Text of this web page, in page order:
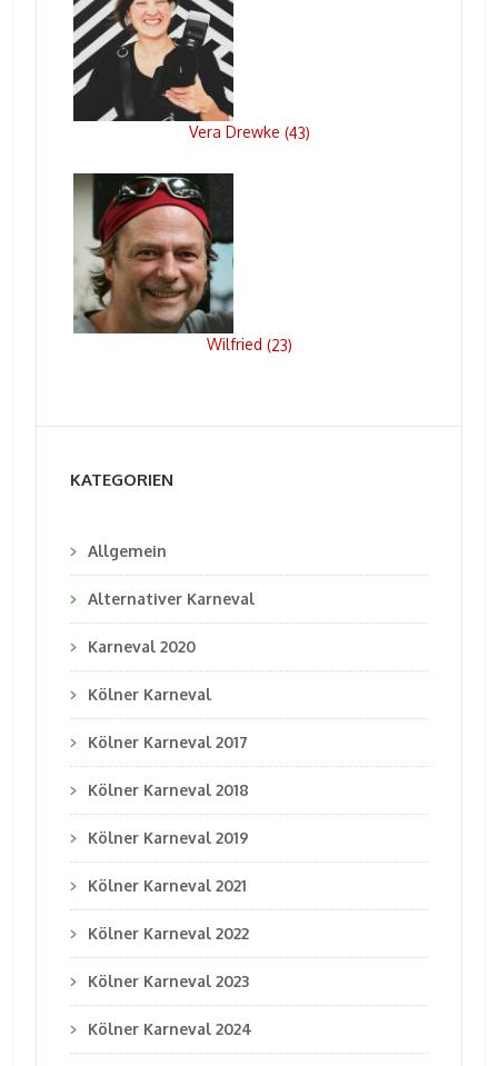
Vera Drewke (43)
Wilfried (23)
KATEGORIEN
Allgemein
Alternativer Karneval
Karneval 2020
Kölner Karneval
Kölner Karneval 2017
Kölner Karneval 2018
Kölner Karneval 2019
Kölner Karneval 2021
Kölner Karneval 2022
Kölner Karneval 2023
Kölner Karneval 2024